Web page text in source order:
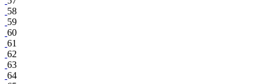
58
59
60
61
62
63
64